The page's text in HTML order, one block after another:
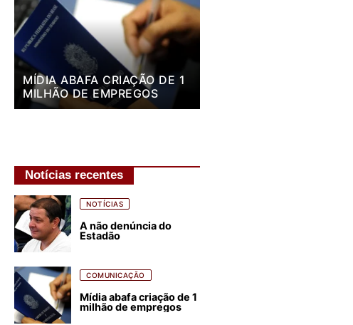
MÍDIA ABAFA CRIAÇÃO DE 1
MILHÃO DE EMPREGOS
Notícias recentes
NOTÍCIAS
A não denúncia do
Estadão
COMUNICAÇÃO
Mídia abafa criação de 1
milhão de empregos